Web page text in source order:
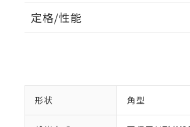
定格/性能
形状 角型